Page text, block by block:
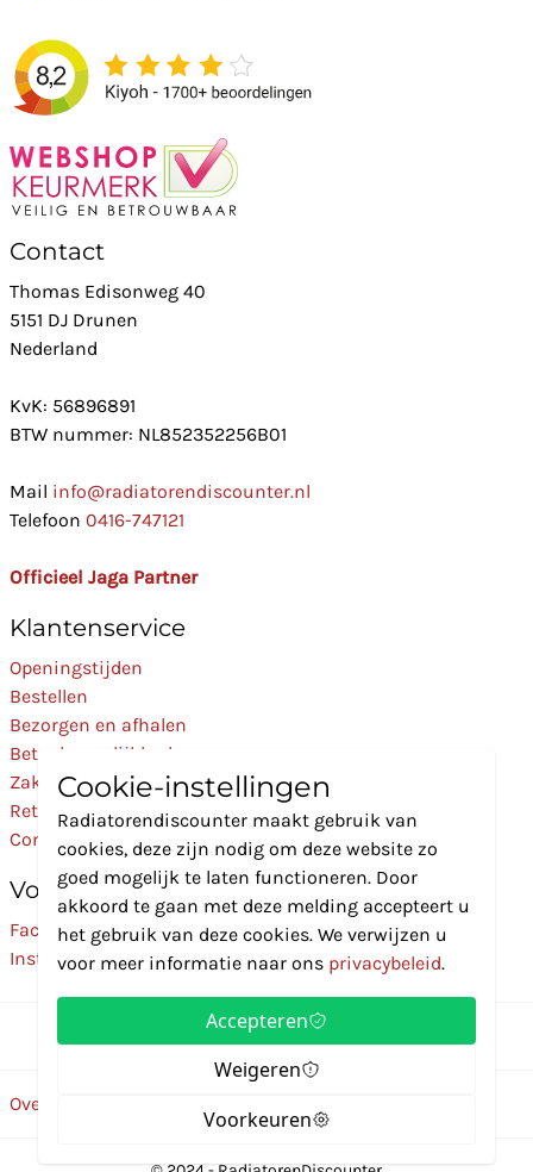
Contact
Thomas Edisonweg 40
5151 DJ Drunen
Nederland
KvK: 56896891
BTW nummer: NL852352256B01
Mail info@radiatorendiscounter.nl
Telefoon 0416-747121
Officieel Jaga Partner
Klantenservice
Openingstijden
Bestellen
Bezorgen en afhalen
Betaalmogelijkheden
Zakelijk
Retourneren
Contact
Volg Ons
Facebook
Instagram
Over ons
Cookie-instellingen
Radiatorendiscounter maakt gebruik van
cookies, deze zijn nodig om deze website zo
goed mogelijk te laten functioneren. Door
akkoord te gaan met deze melding accepteert u
het gebruik van deze cookies. We verwijzen u
voor meer informatie naar ons privacybeleid.
Accepteren
Weigeren
Voorkeuren